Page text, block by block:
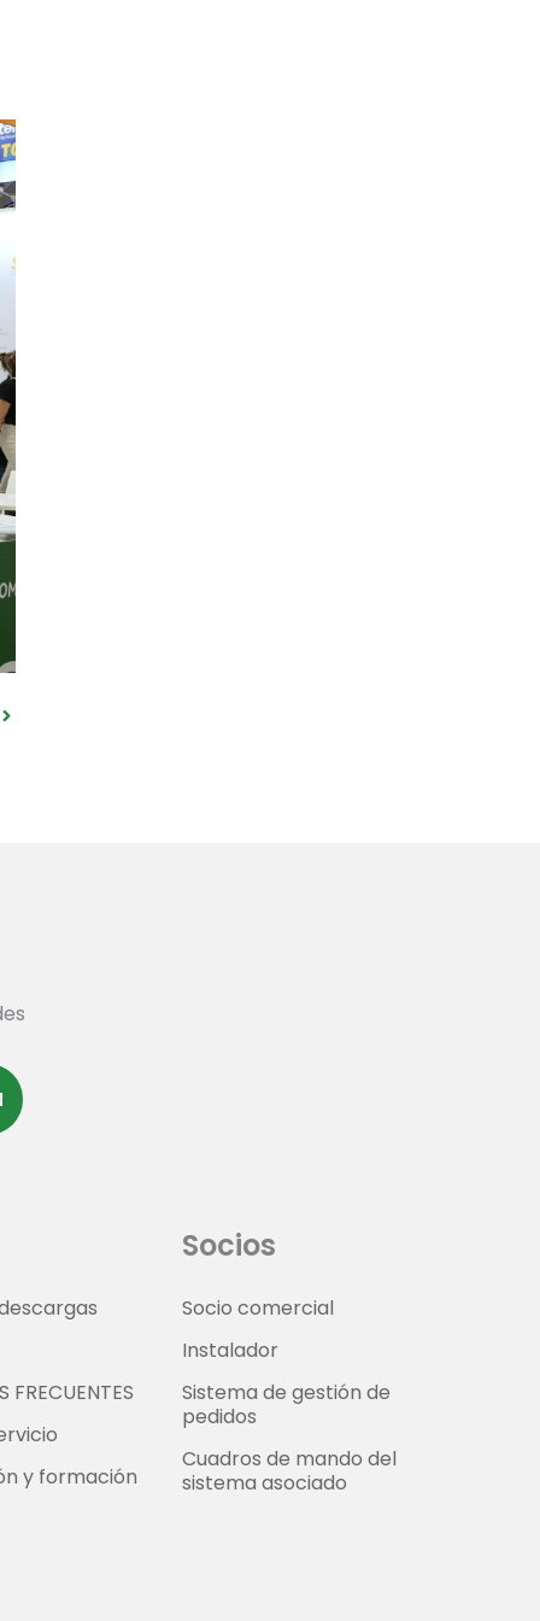
FRECUENTES
y formación
Socios
Socio comercial
Instalador
Sistema de gestión de
pedidos
Cuadros de mando del
sistema asociado